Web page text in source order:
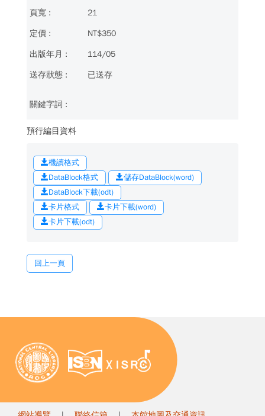
21
NT$350
114/05
已送存
預行編目資料
機讀格式
DataBlock格式
儲存DataBlock(word)
DataBlock下載(odt)
卡片格式
卡片下載(word)
卡片下載(odt)
回上一頁